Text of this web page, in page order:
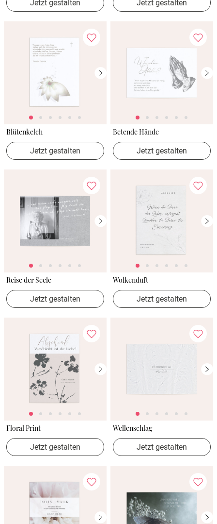
Jetzt gestalten Jetzt gestalten
Blütenkelch
Jetzt gestalten
Betende Hände
Jetzt gestalten
Reise der Seele
Jetzt gestalten
Wolkenduft
Jetzt gestalten
Floral Print
Jetzt gestalten
Wellenschlag
Jetzt gestalten